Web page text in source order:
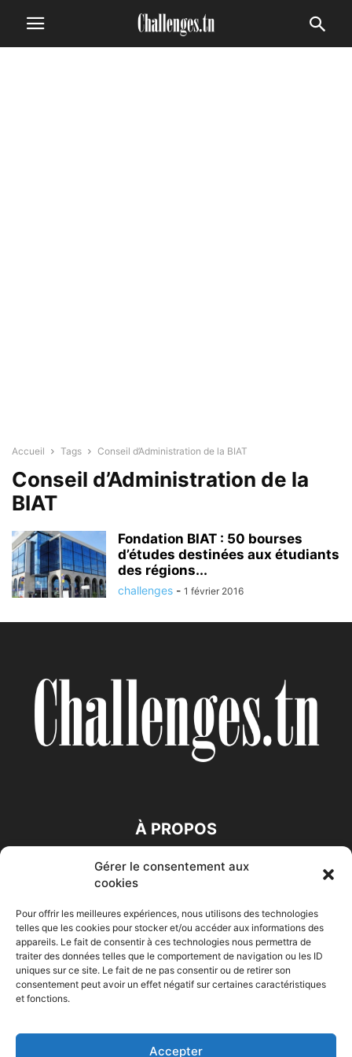
Gérer le consentement aux
cookies
Pour offrir les meilleures expériences, nous utilisons des technologies
telles que les cookies pour stocker et/ou accéder aux informations des
appareils. Le fait de consentir à ces technologies nous permettra de
traiter des données telles que le comportement de navigation ou les ID
uniques sur ce site. Le fait de ne pas consentir ou de retirer son
consentement peut avoir un effet négatif sur certaines caractéristiques
et fonctions.
Accepter
Accueil Tags Conseil d’Administration de la BIAT
Conseil d’Administration de la
BIAT
Fondation BIAT : 50 bourses
d’études destinées aux étudiants
des régions...
challenges - 1 février 2016
À PROPOS
SUIVEZ NOUS
Accueil Economie Entreprises Entrepreneur Afrique
HIGH-TECH Auto-Moto